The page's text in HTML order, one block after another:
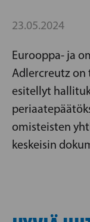
23.05.2024
Eurooppa- ja
Adlercreutz on
esitellyt
omisteisten
keskeisin